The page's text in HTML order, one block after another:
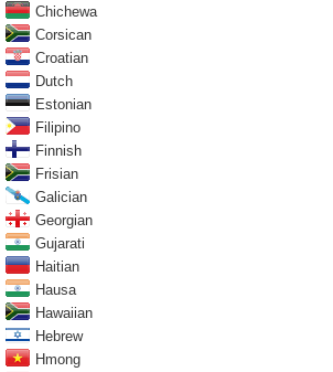
Chichewa
Corsican
Croatian
Dutch
Estonian
Filipino
Finnish
Frisian
Galician
Georgian
Gujarati
Haitian
Hausa
Hawaiian
Hebrew
Hmong